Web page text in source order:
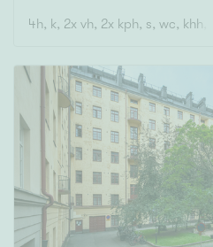
4h, k, 2x vh, 2x kph, s, wc, khh,